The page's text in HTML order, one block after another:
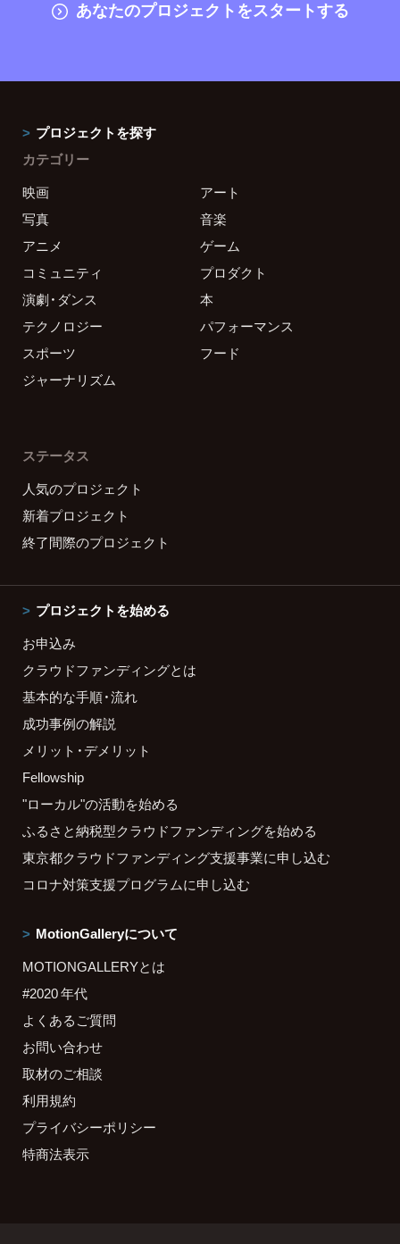
あなたのプロジェクトをスタートする
プロジェクトを探す
カテゴリー
映画
アート
写真
音楽
アニメ
ゲーム
コミュニティ
プロダクト
演劇・ダンス
本
テクノロジー
パフォーマンス
スポーツ
フード
ジャーナリズム
ステータス
人気のプロジェクト
新着プロジェクト
終了間際のプロジェクト
プロジェクトを始める
お申込み
クラウドファンディングとは
基本的な手順・流れ
成功事例の解説
メリット・デメリット
Fellowship
"ローカル"の活動を始める
ふるさと納税型クラウドファンディングを始める
東京都クラウドファンディング支援事業に申し込む
コロナ対策支援プログラムに申し込む
MotionGalleryについて
MOTIONGALLERYとは
#2020 年代
よくあるご質問
お問い合わせ
取材のご相談
利用規約
プライバシーポリシー
特商法表示